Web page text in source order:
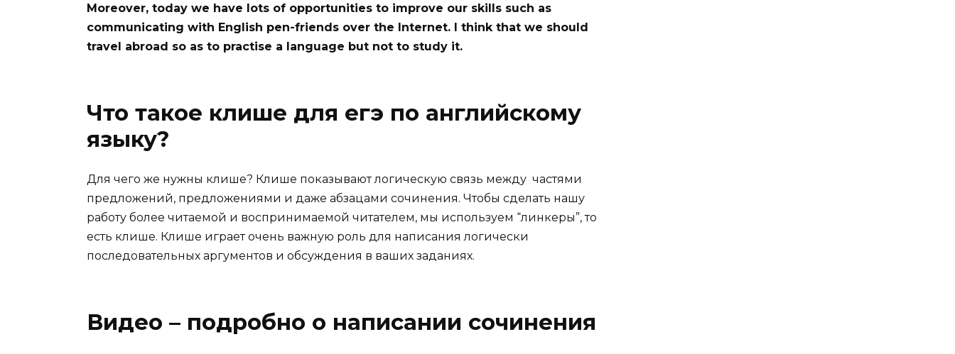
Moreover, today we have lots of opportunities to improve our skills such as
communicating with English pen-friends over the Internet. I think that we should
travel abroad so as to practise a language but not to study it.
Что такое клише для егэ по английскому
языку?
Для чего же нужны клише? Клише показывают логическую связь между частями
предложений, предложениями и даже абзацами сочинения. Чтобы сделать нашу
работу более читаемой и воспринимаемой читателем, мы используем “линкеры”, то
есть клише. Клише играет очень важную роль для написания логически
последовательных аргументов и обсуждения в ваших заданиях.
Видео – подробно о написании сочинения